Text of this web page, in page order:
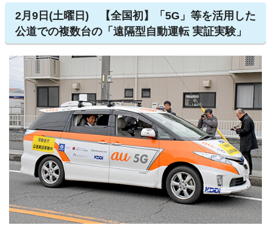
2月9日(土曜日) 【全国初】「5G」等を活用した
公道での複数台の「遠隔型自動運転 実証実験」